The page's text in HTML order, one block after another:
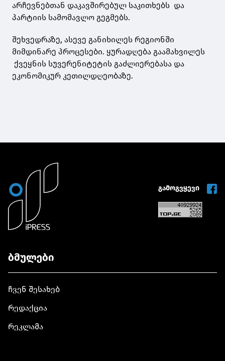
არჩევნებთან დაკავშირებულ საკითხებს და
პარტიის სამომავლო გეგმებს.
შეხვედრაზე, ასევე განიხილეს რეგიონში
მიმდინარე პროცესები. ყურადღება გაამახვილეს
ქვეყნის სუვერენიტეტის გაძლიერებასა და
ეკონომიკურ კეთილდღეობაზე.
გამოგვყევი
ბმულები
ჩვენ შესახებ
რედაქცია
რეკლამა